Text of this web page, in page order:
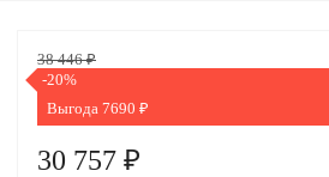
38 446 ₽
-20%
Выгода 7690 ₽
30 757 ₽